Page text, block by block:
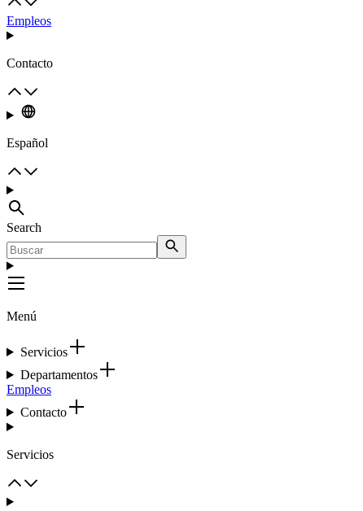
Empleos
Contacto
Español
Search
Menú
Servicios
Departamentos
Empleos
Contacto
Servicios